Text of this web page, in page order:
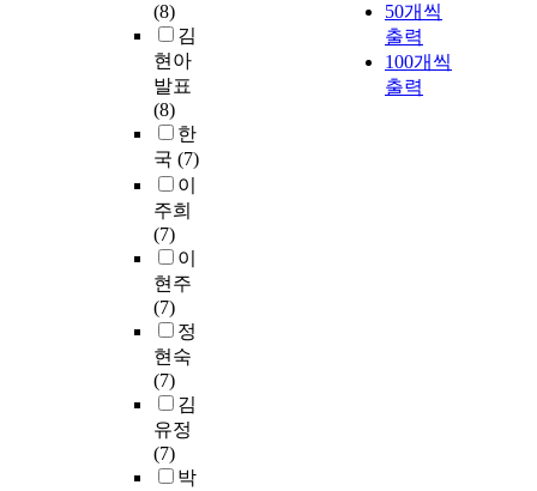
(8)
김
현아
발표
(8)
한
국 (7)
이
주희
(7)
이
현주
(7)
정
현숙
(7)
김
유정
(7)
박
50개씩
출력
100개씩
출력